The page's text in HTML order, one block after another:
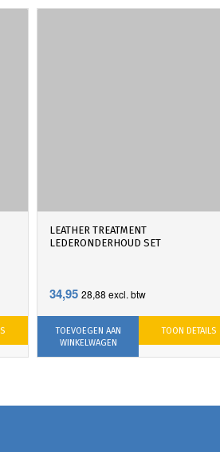
LEATHER TREATMENT
LEDERONDERHOUD SET
34,95 28,88 excl. btw
TOEVOEGEN AAN
WINKELWAGEN
TOON DETAILS